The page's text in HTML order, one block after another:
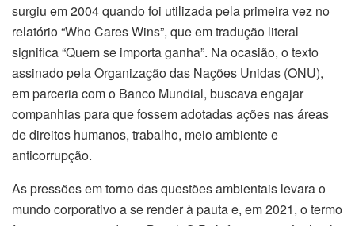
surgiu em 2004 quando foi utilizada pela primeira vez no
relatório “Who Cares Wins”, que em tradução literal
significa “Quem se importa ganha”. Na ocasião, o texto
assinado pela Organização das Nações Unidas (ONU),
em parceria com o Banco Mundial, buscava engajar
companhias para que fossem adotadas ações nas áreas
de direitos humanos, trabalho, meio ambiente e
anticorrupção.
As pressões em torno das questões ambientais levara o
mundo corporativo a se render à pauta e, em 2021, o termo